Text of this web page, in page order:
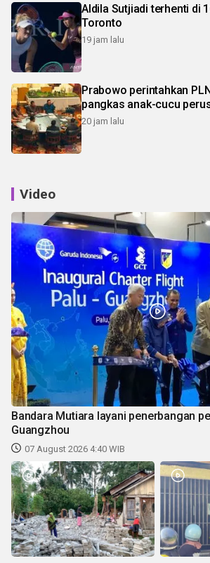
Aldila Sutjiadi terhenti di
Toronto
19 jam lalu
Prabowo perintahkan
pangkas anak-cucu
20 jam lalu
Video
Bandara Mutiara layani penerbangan
Guangzhou
07 August 2026 4:40 WIB